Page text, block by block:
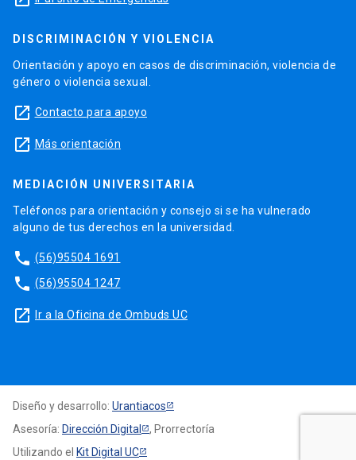
DISCRIMINACIÓN Y VIOLENCIA
Orientación y apoyo en casos de discriminación, violencia de
género o violencia sexual.
launch Contacto para apoyo
launch Más orientación
MEDIACIÓN UNIVERSITARIA
Teléfonos para orientación y consejo si se ha vulnerado
alguno de tus derechos en la universidad.
phone (56)95504 1691
phone (56)95504 1247
launch Ir a la Oficina de Ombuds UC
Diseño y desarrollo: Urantiacos
Asesoría: Dirección Digital
, Prorrectoría
Utilizando el Kit Digital UC